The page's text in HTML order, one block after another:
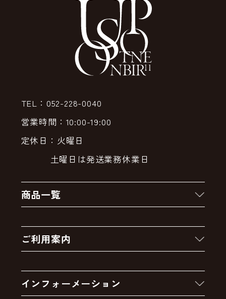
TEL：052-228-0040
営業時間：10:00-19:00
定休日：火曜日
土曜日は発送業務休業日
商品一覧
クーポン
卸販売・大量注文
アウトレットセール
ご利用案内
お支払いについて
インフォーメーション